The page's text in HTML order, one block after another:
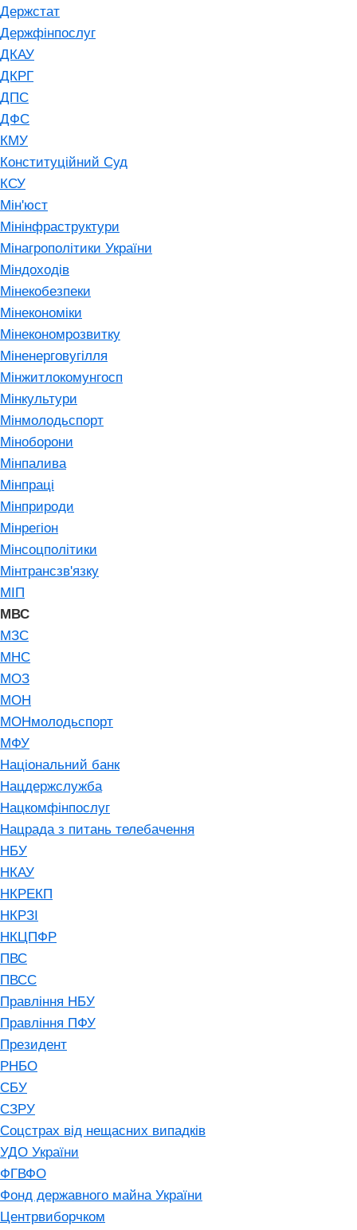
Держстат
Держфінпослуг
ДКАУ
ДКРГ
ДПС
ДФС
КМУ
Конституційний Суд
КСУ
Мін'юст
Мінінфраструктури
Мінагрополітики України
Міндоходів
Мінекобезпеки
Мінекономіки
Мінекономрозвитку
Міненерговугілля
Мінжитлокомунгосп
Мінкультури
Мінмолодьспорт
Міноборони
Мінпалива
Мінпраці
Мінприроди
Мінрегіон
Мінсоцполітики
Мінтрансзв'язку
МІП
МВС
МЗС
МНС
МОЗ
МОН
МОНмолодьспорт
МФУ
Національний банк
Нацдержслужба
Нацкомфінпослуг
Нацрада з питань телебачення
НБУ
НКАУ
НКРЕКП
НКРЗІ
НКЦПФР
ПВС
ПВСС
Правління НБУ
Правління ПФУ
Президент
РНБО
СБУ
СЗРУ
Соцстрах від нещасних випадків
УДО України
ФГВФО
Фонд державного майна України
Центрвиборчком